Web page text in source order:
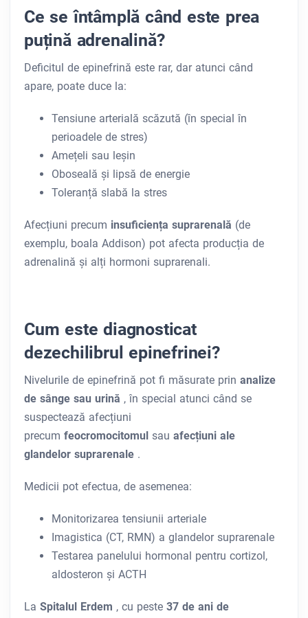
Ce se întâmplă când este prea
puțină adrenalină?
Deficitul de epinefrină este rar, dar atunci când
apare, poate duce la:
Tensiune arterială scăzută (în special în
perioadele de stres)
Amețeli sau leșin
Oboseală și lipsă de energie
Toleranță slabă la stres
Afecțiuni precum insuficiența suprarenală (de
exemplu, boala Addison) pot afecta producția de
adrenalină și alți hormoni suprarenali.
Cum este diagnosticat
dezechilibrul epinefrinei?
Nivelurile de epinefrină pot fi măsurate prin analize
de sânge sau urină , în special atunci când se
suspectează afecțiuni
precum feocromocitomul sau afecțiuni ale
glandelor suprarenale .
Medicii pot efectua, de asemenea:
Monitorizarea tensiunii arteriale
Imagistica (CT, RMN) a glandelor suprarenale
Testarea panelului hormonal pentru cortizol,
aldosteron și ACTH
La Spitalul Erdem , cu peste 37 de ani de